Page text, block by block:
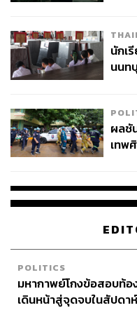
นักเ
นนท
ผลชั
เทพ
POLITICS
มหากาพย์โกงข้อสอบท้อ
เดินหน้าสู่จุดจบในสัปดา